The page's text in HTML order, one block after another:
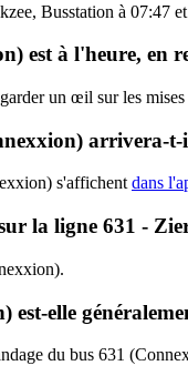
Busstation à 07:47
est à l'heure, en
un œil sur les
arrivera-t-
s'affichent dans
la ligne 631 -
elle
du bus 631